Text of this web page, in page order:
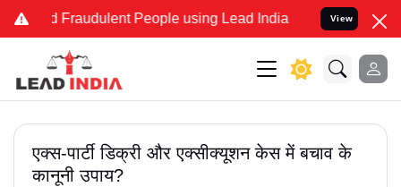
and Fraudulent People using Lead India name to Resolve
View
एक्स-पार्टी डिक्री और एक्सीक्यूशन केस में बचाव के
कानूनी उपाय?